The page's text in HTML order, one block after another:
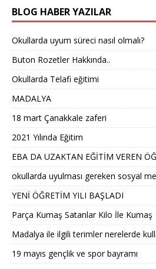
BLOG HABER YAZILAR
Okullarda uyum süreci nasıl olmalı?
Buton Rozetler Hakkında..
Okullarda Telafi eğitimi
MADALYA
18 mart Çanakkale zaferi
2021 Yılında Eğitim
EBA DA UZAKTAN EĞİTİM VEREN
okullarda uyulması gereken sosyal
YENİ ÖĞRETİM YILI BAŞLADI
Parça Kumaş Satanlar Kilo İle Kumaş
Madalya ile ilgili terimler nerelerde
19 mayıs gençlik ve spor bayramı